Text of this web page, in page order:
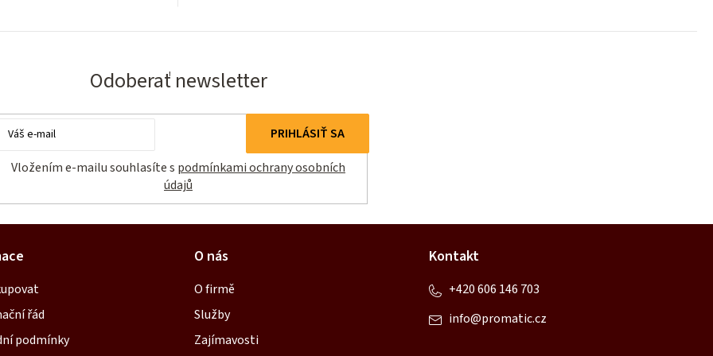
Odoberať newsletter
Email
Vložením e-mailu souhlasíte s podmínkami ochrany osobních
údajů
PRIHLÁSIŤ SA
řád
podmínky
O nás
O firmě
Služby
Zajímavosti
Kontakt
info@promatic.cz
+420 606 146 703